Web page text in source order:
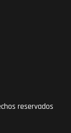
reservados